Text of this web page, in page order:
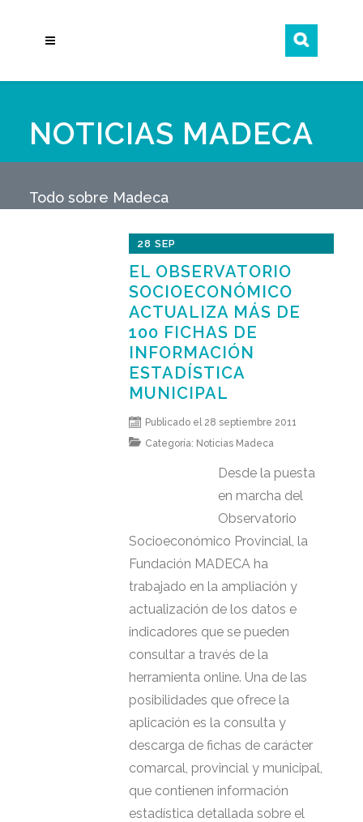
NOTICIAS MADECA
Todo sobre Madeca
28 SEP
EL OBSERVATORIO
SOCIOECONÓMICO
ACTUALIZA MÁS DE
100 FICHAS DE
INFORMACIÓN
ESTADÍSTICA
MUNICIPAL
Publicado el 28 septiembre 2011
Categoría: Noticias Madeca
Desde la puesta
en marcha del
Observatorio
Socioeconómico Provincial, la
Fundación MADECA ha
trabajado en la ampliación y
actualización de los datos e
indicadores que se pueden
consultar a través de la
herramienta online. Una de las
posibilidades que ofrece la
aplicación es la consulta y
descarga de fichas de carácter
comarcal, provincial y municipal,
que contienen información
estadística detallada sobre el